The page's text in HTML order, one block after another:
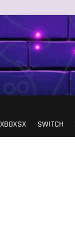
XBOXSX SWITCH